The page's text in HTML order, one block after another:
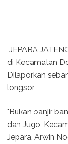
JEPARA
di Kecamatan
Dilaporkan
longsor.
"Bukan banjir
dan Jugo,
Jepara, Arwin